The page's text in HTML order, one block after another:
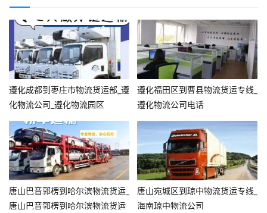
遵化成都到枣庄市物流货运部_遵
化物流公司_遵化物流园区
遵化福田区到曹县物流货运专线_
遵化物流公司电话
唐山巴音郭楞到哈尔滨物流货运_
唐山巴音郭楞到哈尔滨物流货运
唐山宛城区到琼中物流货运专线_
海南琼中物流公司